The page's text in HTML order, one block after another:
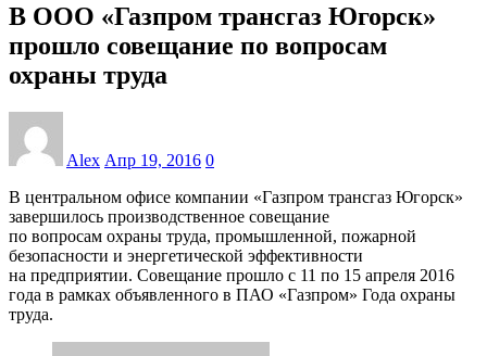
В ООО «Газпром трансгаз Югорск»
прошло совещание по вопросам
охраны труда
Alex Апр 19, 2016 0
В центральном офисе компании «Газпром трансгаз Югорск»
завершилось производственное совещание
по вопросам охраны труда, промышленной, пожарной
безопасности и энергетической эффективности
на предприятии. Совещание прошло с 11 по 15 апреля 2016
года в рамках объявленного в ПАО «Газпром» Года охраны
труда.